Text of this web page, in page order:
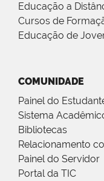
Educação a
Cursos de
Educação de
COMUNIDADE
Painel do
Sistema
Bibliotecas
Relacionamento
Painel do Servidor
Portal da TIC